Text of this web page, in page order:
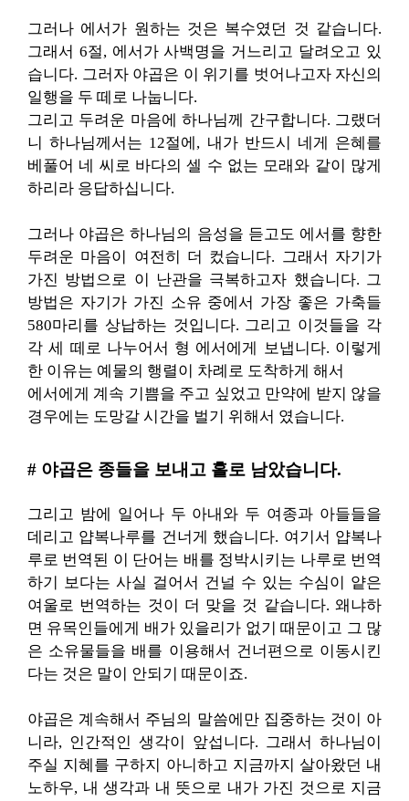
그러나 에서가 원하는 것은 복수였던 것 같습니다.
그래서 6절, 에서가 사백명을 거느리고 달려오고 있
습니다. 그러자 야곱은 이 위기를 벗어나고자 자신의
일행을 두 떼로 나눕니다.
그리고 두려운 마음에 하나님께 간구합니다. 그랬더
니 하나님께서는 12절에, 내가 반드시 네게 은혜를
베풀어 네 씨로 바다의 셀 수 없는 모래와 같이 많게
하리라 응답하십니다.
그러나 야곱은 하나님의 음성을 듣고도 에서를 향한
두려운 마음이 여전히 더 컸습니다. 그래서 자기가
가진 방법으로 이 난관을 극복하고자 했습니다. 그
방법은 자기가 가진 소유 중에서 가장 좋은 가축들
580마리를 상납하는 것입니다. 그리고 이것들을 각
각 세 떼로 나누어서 형 에서에게 보냅니다. 이렇게
한 이유는 예물의 행렬이 차례로 도착하게 해서
에서에게 계속 기쁨을 주고 싶었고 만약에 받지 않을
경우에는 도망갈 시간을 벌기 위해서 였습니다.
# 야곱은 종들을 보내고 홀로 남았습니다.
그리고 밤에 일어나 두 아내와 두 여종과 아들들을
데리고 얍복나루를 건너게 했습니다. 여기서 얍복나
루로 번역된 이 단어는 배를 정박시키는 나루로 번역
하기 보다는 사실 걸어서 건널 수 있는 수심이 얕은
여울로 번역하는 것이 더 맞을 것 같습니다. 왜냐하
면 유목인들에게 배가 있을리가 없기 때문이고 그 많
은 소유물들을 배를 이용해서 건너편으로 이동시킨
다는 것은 말이 안되기 때문이죠.
야곱은 계속해서 주님의 말씀에만 집중하는 것이 아
니라, 인간적인 생각이 앞섭니다. 그래서 하나님이
주실 지혜를 구하지 아니하고 지금까지 살아왔던 내
노하우, 내 생각과 내 뜻으로 내가 가진 것으로 지금